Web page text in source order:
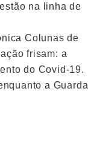
na linha de
Colunas de
frisam: a
do Covid-19.
a Guarda